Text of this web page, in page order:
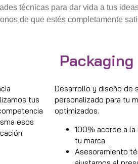
técnicas para dar vida a tus
de que estés completamente
tus
esos
Packaging
Desarrollo y diseño de
personalizado para tu
optimizados.
100% acorde a
tu marca
Asesoramiento